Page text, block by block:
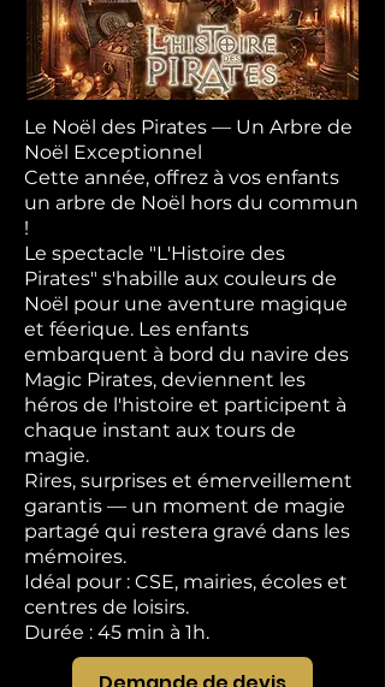
Le Noël des Pirates — Un Arbre de
Noël Exceptionnel
Cette année, offrez à vos enfants
un arbre de Noël hors du commun
!
Le spectacle "L'Histoire des
Pirates" s'habille aux couleurs de
Noël pour une aventure magique
et féerique. Les enfants
embarquent à bord du navire des
Magic Pirates, deviennent les
héros de l'histoire et participent à
chaque instant aux tours de
magie.
Rires, surprises et émerveillement
garantis — un moment de magie
partagé qui restera gravé dans les
mémoires.
Idéal pour : CSE, mairies, écoles et
centres de loisirs.
Durée : 45 min à 1h.